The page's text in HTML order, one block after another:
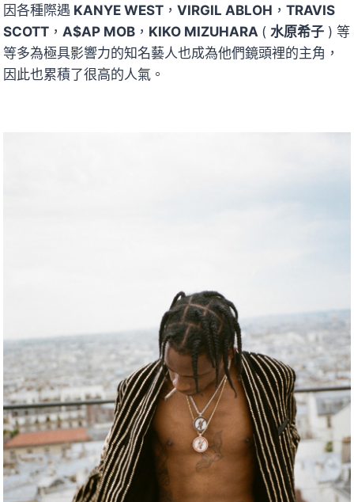
因各種際遇 KANYE WEST ， VIRGIL ABLOH ， TRAVIS
SCOTT ， A$AP MOB ， KIKO MIZUHARA ( 水原希子 ) 等
等多為極具影響力的知名藝人也成為他們鏡頭裡的主角，
因此也累積了很高的人氣。